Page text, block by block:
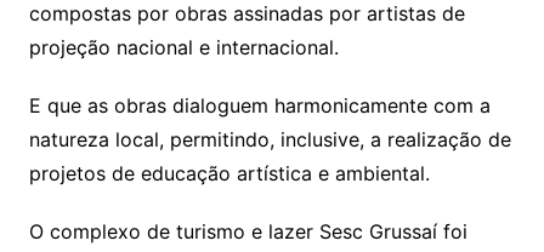
compostas por obras assinadas por artistas de
projeção nacional e internacional.
E que as obras dialoguem harmonicamente com a
natureza local, permitindo, inclusive, a realização de
projetos de educação artística e ambiental.
O complexo de turismo e lazer Sesc Grussaí foi